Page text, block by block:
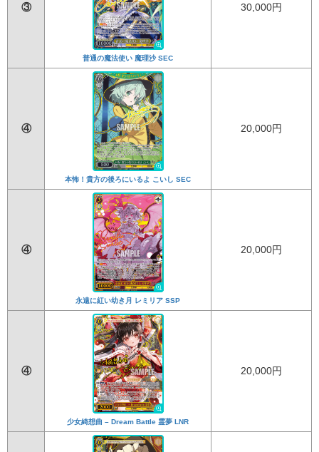
③
普通の魔法使い 魔理沙 SEC
30,000円
④
本怖！貴方の後ろにいるよ こいし SEC
20,000円
④
永遠に紅い幼き月 レミリア SSP
20,000円
④
少女綺想曲 – Dream Battle 霊夢 LNR
20,000円